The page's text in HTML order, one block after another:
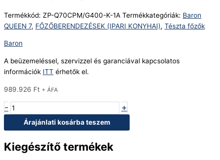
Termékkód: ZP-Q70CPM/G400-K-1A Termékkategóriák: Baron
QUEEN 7, FŐZŐBERENDEZÉSEK (IPARI KONYHAI), Tészta főzők
Baron
A beüzemeléssel, szervizzel és garanciával kapcsolatos
információk ITT érhetők el.
989.926 Ft + ÁFA
- +
Árajánlati kosárba teszem
Kiegészítő termékek